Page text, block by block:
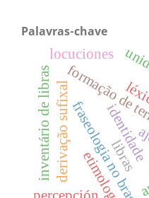
Palavras-chave
libras
identidade
fraseologia no brasil
derivação sufixalformação de
etimologia
locuciones
inventário de libras